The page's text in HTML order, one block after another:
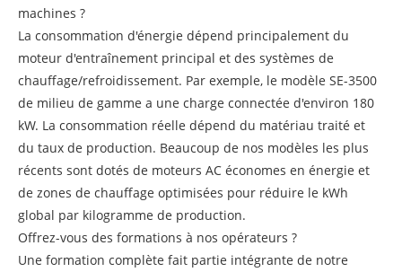
machines ?
La consommation d'énergie dépend principalement du
moteur d'entraînement principal et des systèmes de
chauffage/refroidissement. Par exemple, le modèle SE-3500
de milieu de gamme a une charge connectée d'environ 180
kW. La consommation réelle dépend du matériau traité et
du taux de production. Beaucoup de nos modèles les plus
récents sont dotés de moteurs AC économes en énergie et
de zones de chauffage optimisées pour réduire le kWh
global par kilogramme de production.
Offrez-vous des formations à nos opérateurs ?
Une formation complète fait partie intégrante de notre